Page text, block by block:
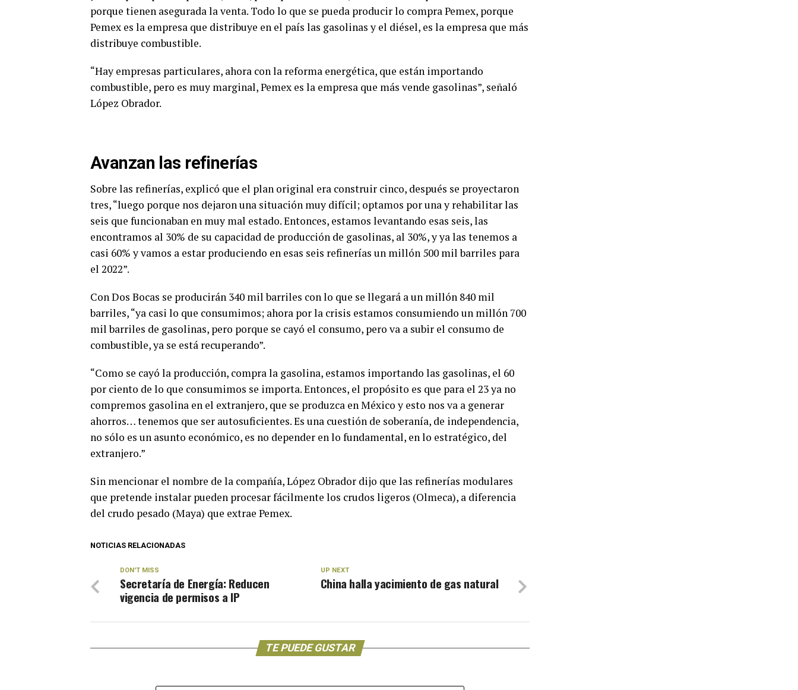
porque tienen asegurada la venta. Todo lo que se pueda producir lo compra Pemex, porque
Pemex es la empresa que distribuye en el país las gasolinas y el diésel, es la empresa que más
distribuye combustible.
“Hay empresas particulares, ahora con la reforma energética, que están importando
combustible, pero es muy marginal, Pemex es la empresa que más vende gasolinas”, señaló
López Obrador.
Avanzan las refinerías
Sobre las refinerías, explicó que el plan original era construir cinco, después se proyectaron
tres, “luego porque nos dejaron una situación muy difícil; optamos por una y rehabilitar las
seis que funcionaban en muy mal estado. Entonces, estamos levantando esas seis, las
encontramos al 30% de su capacidad de producción de gasolinas, al 30%, y ya las tenemos a
casi 60% y vamos a estar produciendo en esas seis refinerías un millón 500 mil barriles para
el 2022”.
Con Dos Bocas se producirán 340 mil barriles con lo que se llegará a un millón 840 mil
barriles, “ya casi lo que consumimos; ahora por la crisis estamos consumiendo un millón 700
mil barriles de gasolinas, pero porque se cayó el consumo, pero va a subir el consumo de
combustible, ya se está recuperando”.
“Como se cayó la producción, compra la gasolina, estamos importando las gasolinas, el 60
por ciento de lo que consumimos se importa. Entonces, el propósito es que para el 23 ya no
compremos gasolina en el extranjero, que se produzca en México y esto nos va a generar
ahorros… tenemos que ser autosuficientes. Es una cuestión de soberanía, de independencia,
no sólo es un asunto económico, es no depender en lo fundamental, en lo estratégico, del
extranjero.”
Sin mencionar el nombre de la compañía, López Obrador dijo que las refinerías modulares
que pretende instalar pueden procesar fácilmente los crudos ligeros (Olmeca), a diferencia
del crudo pesado (Maya) que extrae Pemex.
NOTICIAS RELACIONADAS
UP NEXT
China halla yacimiento de gas natural
DON'T MISS
Secretaría de Energía: Reducen
vigencia de permisos a IP
TE PUEDE GUSTAR